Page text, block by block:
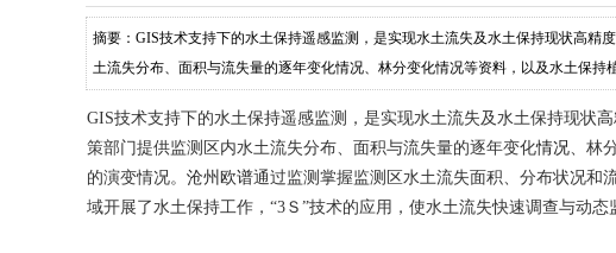
摘要：GIS技术支持下的水土保持遥感监测，是实现水土流失及水土保持现状高
土流失分布、面积与流失量的逐年变化情况、林分变化情况等资料，以及水土保持
GIS技术支持下的水土保持遥感监测，是实现水土流失及水土保持现状
策部门提供监测区内水土流失分布、面积与流失量的逐年变化情况、林
的演变情况。 沧州 欧谱通过监测掌握监测区水土流失面积、分布状况和
域开展了水土保持工作，“3Ｓ”技术的应用，使水土流失快速调查与动态